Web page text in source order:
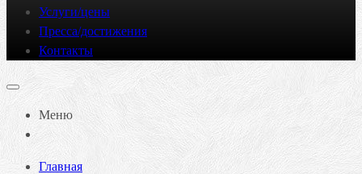
Услуги/цены
Пресса/достижения
Контакты
Меню
Главная